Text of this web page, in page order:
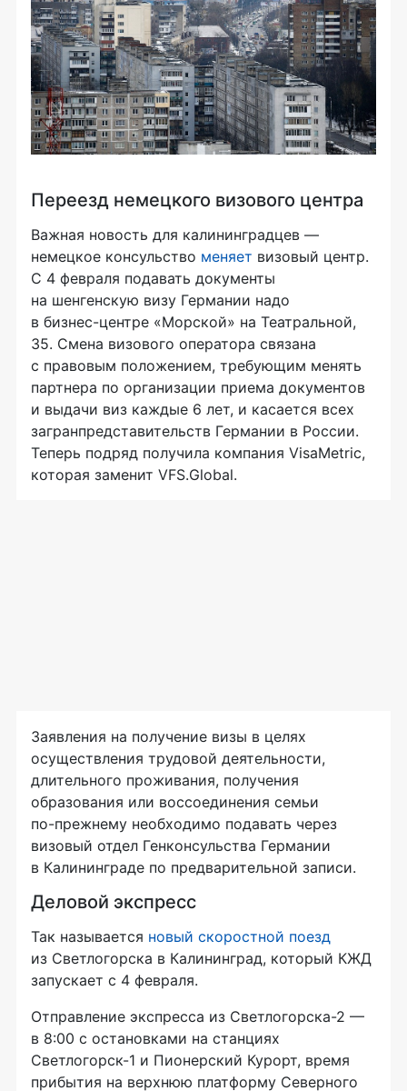
Переезд немецкого визового центра
Важная новость для калининградцев —
немецкое консульство меняет визовый центр.
С 4 февраля подавать документы
на шенгенскую визу Германии надо
в бизнес-центре «Морской» на Театральной,
35. Смена визового оператора связана
с правовым положением, требующим менять
партнера по организации приема документов
и выдачи виз каждые 6 лет, и касается всех
загранпредставительств Германии в России.
Теперь подряд получила компания VisaMetric,
которая заменит VFS.Global.
Заявления на получение визы в целях
осуществления трудовой деятельности,
длительного проживания, получения
образования или воссоединения семьи
по-прежнему необходимо подавать через
визовый отдел Генконсульства Германии
в Калининграде по предварительной записи.
Деловой экспресс
Так называется новый скоростной поезд
из Светлогорска в Калининград, который КЖД
запускает с 4 февраля.
Отправление экспресса из Светлогорска-2 —
в 8:00 с остановками на станциях
Светлогорск-1 и Пионерский Курорт, время
прибытия на верхнюю платформу Северного